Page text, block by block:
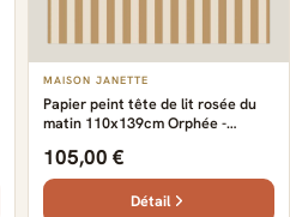
MAISON JANETTE
Papier peint tête de lit rosée du
matin 110x139cm Orphée -
105,00 €
Détail